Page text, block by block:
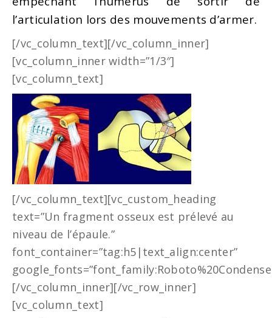
l’articulation lors des mouvements d’armer.
[/vc_column_text][/vc_column_inner]
[vc_column_inner width=”1/3″]
[vc_column_text]
[/vc_column_text][vc_custom_heading
text=”Un fragment osseux est prélevé au
niveau de l’épaule.”
font_container=”tag:h5|text_align:center”
[/vc_column_inner][/vc_row_inner]
[vc_column_text]